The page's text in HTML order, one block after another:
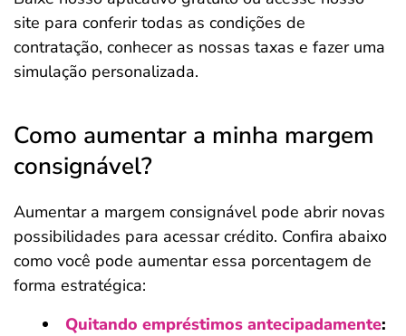
site para conferir todas as condições de
contratação, conhecer as nossas taxas e fazer uma
simulação personalizada.
Como aumentar a minha margem
consignável?
Aumentar a margem consignável pode abrir novas
possibilidades para acessar crédito. Confira abaixo
como você pode aumentar essa porcentagem de
forma estratégica:
Quitando empréstimos antecipadamente: